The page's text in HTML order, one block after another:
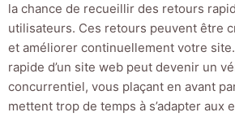
la chance de recueillir des retours
utilisateurs. Ces retours peuvent être
et améliorer continuellement votre
rapide d’un site web peut devenir un
concurrentiel, vous plaçant en avant
mettent trop de temps à s’adapter aux